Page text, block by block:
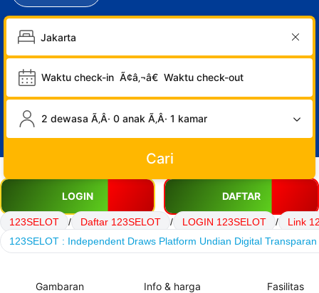
Waktu check-in Ã¢â‚¬â€ Waktu check-out
2 dewasa Ã‚Â· 0 anak Ã‚Â· 1 kamar
Cari
LOGIN DAFTAR
123SELOT / Daftar 123SELOT / LOGIN 123SELOT /
Link
123SELOT : Independent Draws Platform Undian Digital Transparan
Gambaran Info & harga Fasilitas